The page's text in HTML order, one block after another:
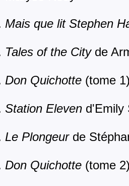
Mais que lit Stephen
Tales of the Cityde
Don Quichotte (tome
Station Eleven d'Emily
Le Plongeurde
Don Quichotte (tome